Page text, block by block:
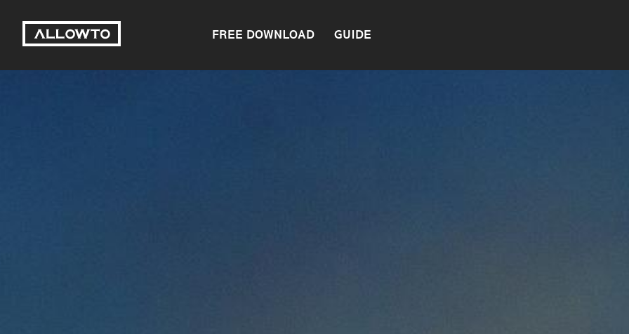
FREE DOWNLOAD GUIDE